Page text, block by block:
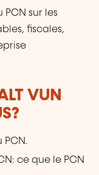
sur les
fiscales,
VUN
PCN.
ce que le PCN